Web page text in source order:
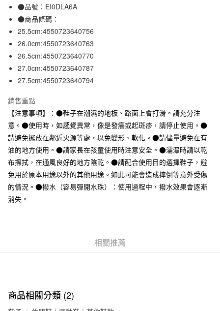
上海商業儲蓄銀行
臺灣中小企業銀行
匯豐（台灣）商業銀行
聯邦商業銀行
元大商業銀行
玉山商業銀行
台灣樂天信用卡公司
LINE Pay
Apple Pay
街口支付
悠遊付
運送方式
全家取貨付款
每筆NT$65，滿NT$1,000(含以上)免運費
付款後全家取貨
每筆NT$65，滿NT$1,000(含以上)免運費
7-11取貨付款
每筆NT$65，滿NT$1,000(含以上)免運費
付款後7-11取貨
每筆NT$150，滿NT$2,000(含以上)免運費
●品號：EI0DLA6A
●商品條碼：
25.5cm:4550723640756
26.0cm:4550723640763
26.5cm:4550723640770
27.0cm:4550723640787
27.5cm:4550723640794
銷售重點
【注意事項】：●鞋子在潮濕的地板、路面上會打滑。請充分注
意。●使用時，如感覺異常，像是發癢或起斑疹，請停止使用。●
請避免擺放在鄰近火源等處，以免變形、軟化。●請儘量避免在有
油的地方使用。●請家長在孩童使用時注意安全。●濡濕時請以乾
布擦拭，在通風良好的地方陰乾。●請配合使用目的選擇鞋子，避
免用於原本用途以外的其他用途。如此可能會造成摔倒等意外受傷
的情況。●撥水（容易彈開水珠）：使用過程中，撥水效果會逐漸
消失。
相關推薦
商品相關分類 (2)